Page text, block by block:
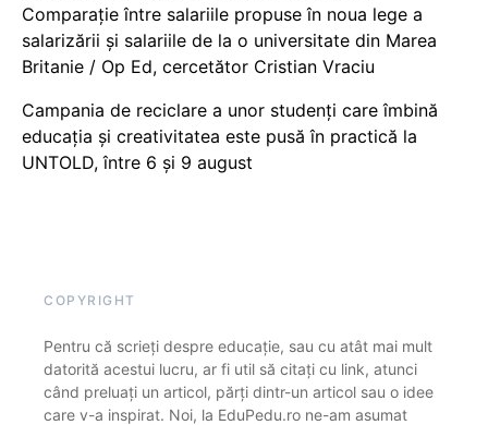
Comparație între salariile propuse în noua lege a
salarizării și salariile de la o universitate din Marea
Britanie / Op Ed, cercetător Cristian Vraciu
Campania de reciclare a unor studenți care îmbină
educația și creativitatea este pusă în practică la
UNTOLD, între 6 și 9 august
COPYRIGHT
Pentru că scrieți despre educație, sau cu atât mai mult
datorită acestui lucru, ar fi util să citați cu link, atunci
când preluați un articol, părți dintr-un articol sau o idee
care v-a inspirat. Noi, la EduPedu.ro ne-am asumat